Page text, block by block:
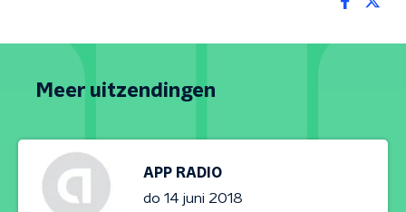
Meer uitzendingen
APP RADIO
do 14 juni 2018